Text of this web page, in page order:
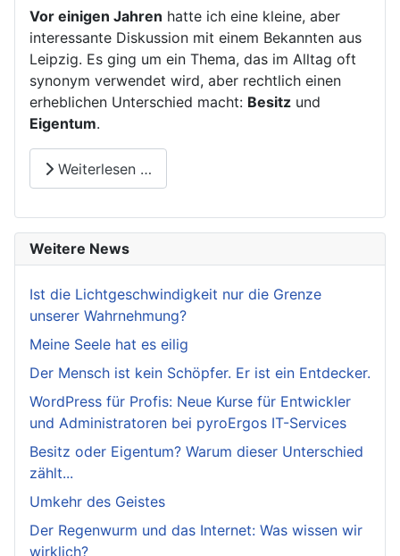
Vor einigen Jahren hatte ich eine kleine, aber
interessante Diskussion mit einem Bekannten aus
Leipzig. Es ging um ein Thema, das im Alltag oft
synonym verwendet wird, aber rechtlich einen
erheblichen Unterschied macht: Besitz und
Eigentum.
Weiterlesen …
Weitere News
Ist die Lichtgeschwindigkeit nur die Grenze
unserer Wahrnehmung?
Meine Seele hat es eilig
Der Mensch ist kein Schöpfer. Er ist ein Entdecker.
WordPress für Profis: Neue Kurse für Entwickler
und Administratoren bei pyroErgos IT-Services
Besitz oder Eigentum? Warum dieser Unterschied
zählt...
Umkehr des Geistes
Der Regenwurm und das Internet: Was wissen wir
wirklich?